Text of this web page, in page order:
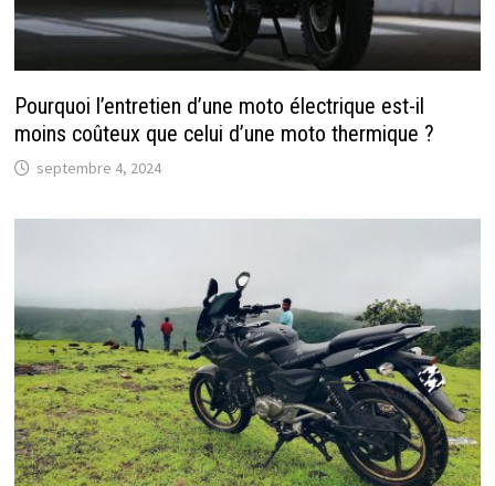
Pourquoi l’entretien d’une moto électrique est-il
moins coûteux que celui d’une moto thermique ?
septembre 4, 2024